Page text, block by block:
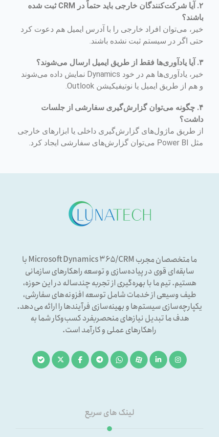
۲. آیا شرکت‌کنندگان خارجی باید حتماً در CRM ثبت شده
باشند؟
خیر، می‌توان افراد خارجی را با آدرس ایمیل هم دعوت کرد
حتی اگر در سیستم ثبت نشده باشند.
۳. آیا یادآوری‌ها فقط از طریق ایمیل ارسال می‌شوند؟
خیر، یادآوری‌ها هم در خود Dynamics نمایش داده می‌شوند
و هم از طریق ایمیل یا نوتیفیکیشن Outlook.
۴. چگونه می‌توان گزارش‌گیری سفارشی از جلسات
داشت؟
از طریق ماژول‌های گزارش‌گیری داخلی یا ابزارهای خارجی
مثل Power BI می‌توان گزارش‌های سفارشی ایجاد کرد.
ما متخصصان مجرب Microsoft Dynamics ۳۶۵/CRM با
سابقه‌ای قوی در پیاده‌سازی و توسعه راهکارهای سازمانی
هستیم. تیم ما با بهره‌گیری از تجربه چندساله در این حوزه،
طیف وسیعی از خدمات شامل توسعه افزونه‌های سفارشی،
یکپارچه‌سازی سیستم‌ها و بهینه‌سازی فرآیندها را ارائه می‌دهد.
هدف ما تبدیل نیازهای منحصربفرد کسب‌وکار شما به
راهکارهای عملی و کارآمد است.
لینک های سریع